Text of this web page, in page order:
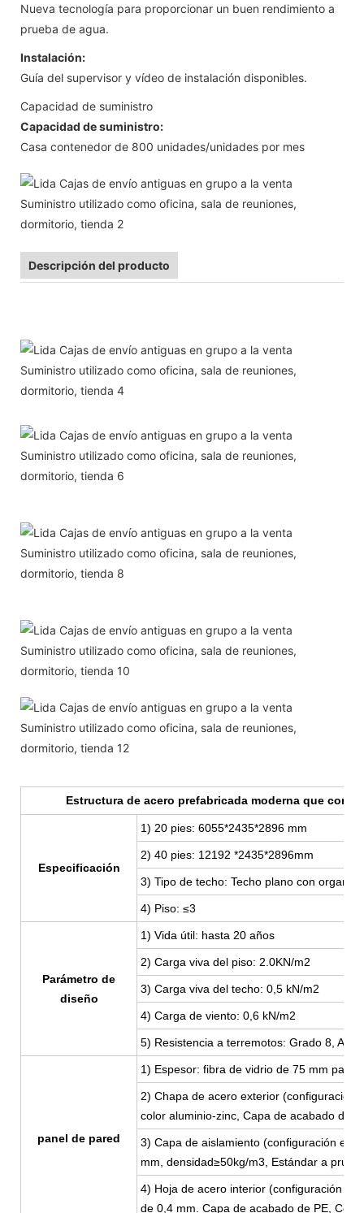
Nueva tecnología para proporcionar un buen rendimiento a
prueba de agua.
Instalación:
Guía del supervisor y vídeo de instalación disponibles.
Capacidad de suministro
Capacidad de suministro:
Casa contenedor de 800 unidades/unidades por mes
Descripción del producto
Estructura de acero prefabricada moderna que
Especificación
1) 20 pies: 6055*2435*2896 mm
2) 40 pies: 12192 *2435*2896mm
3) Tipo de techo: Techo plano con
4) Piso: ≤3
Parámetro de
diseño
1) Vida útil: hasta 20 años
2) Carga viva del piso: 2.0KN/m2
3) Carga viva del techo: 0,5 kN/m2
4) Carga de viento: 0,6 kN/m2
5) Resistencia a terremotos: Grado 8, A
panel de pared
1) Espesor: fibra de vidrio de 75 mm
2) Chapa de acero exterior
color aluminio-zinc, Capa de acabado de
3) Capa de aislamiento (configuración
mm, densidad≥50kg/m3, Estándar a
4) Hoja de acero interior (configuración
de 0,4 mm. Capa de acabado de PE,